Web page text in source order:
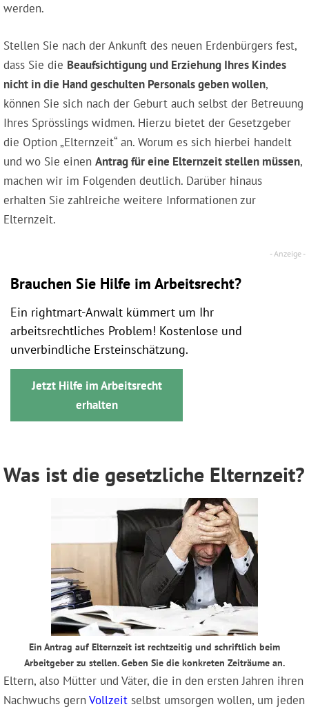
werden.
Stellen Sie nach der Ankunft des neuen Erdenbürgers fest,
dass Sie die Beaufsichtigung und Erziehung Ihres Kindes
nicht in die Hand geschulten Personals geben wollen,
können Sie sich nach der Geburt auch selbst der Betreuung
Ihres Sprösslings widmen. Hierzu bietet der Gesetzgeber
die Option „Elternzeit“ an. Worum es sich hierbei handelt
und wo Sie einen Antrag für eine Elternzeit stellen müssen,
machen wir im Folgenden deutlich. Darüber hinaus
erhalten Sie zahlreiche weitere Informationen zur
Elternzeit.
Brauchen Sie Hilfe im Arbeitsrecht?
Ein rightmart-Anwalt kümmert um Ihr
arbeitsrechtliches Problem! Kostenlose und
unverbindliche Ersteinschätzung.
Jetzt Hilfe im Arbeitsrecht
erhalten
Was ist die gesetzliche Elternzeit?
Ein Antrag auf Elternzeit ist rechtzeitig und schriftlich beim
Arbeitgeber zu stellen. Geben Sie die konkreten Zeiträume an.
Eltern, also Mütter und Väter, die in den ersten Jahren ihren
Nachwuchs gernVollzeit selbst umsorgen wollen, um jeden